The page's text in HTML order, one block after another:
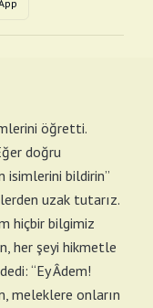
öğretti.
doğru
isimlerini bildirin”
uzak tutarız.
hiçbir bilgimiz
her şeyi hikmetle
“Ey Âdem!
meleklere onların